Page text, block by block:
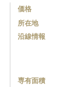
価格
所在地
沿線情報
専有面積